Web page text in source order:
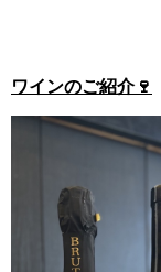
ワインのご紹介🍷